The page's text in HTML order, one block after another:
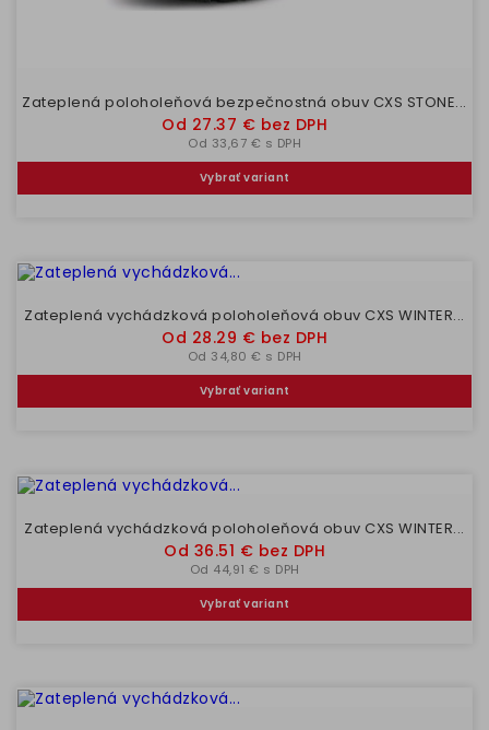
Zateplená poloholeňová bezpečnostná obuv CXS STONE...
Cena
Od 27.37 € bez DPH
Od 33,67 € s DPH
Vybrať variant
Zateplená vychádzková poloholeňová obuv CXS WINTER...
Cena
Od 28.29 € bez DPH
Od 34,80 € s DPH
Vybrať variant
Zateplená vychádzková poloholeňová obuv CXS WINTER...
Cena
Od 36.51 € bez DPH
Od 44,91 € s DPH
Vybrať variant